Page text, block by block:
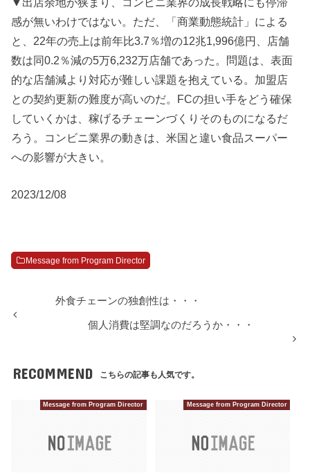
感が無いわけではない。ただ、「商業動態統計」による
と、22年の売上は前年比3.7％増の12兆1,996億円、店舗
数は同0.2％減の5万6,232万店舗であった。問題は、表面
的な店舗減より対応が難しい課題を抱えている。加盟店
との契約更新の難度が高いのだ。FCの担い手をどう確保
していくかは、稼げるチェーンづくりそのものになるだ
ろう。コンビニ業界の動きは、米国と違い食品スーパー
への影響が大きい。
2023/12/08
Message from Program Director
外食チェーンの独創性は・・・
個人消費は堅調なのだろうか・・・
RECOMMEND こちらの記事も人気です。
Message from Program Director Message from Program Director